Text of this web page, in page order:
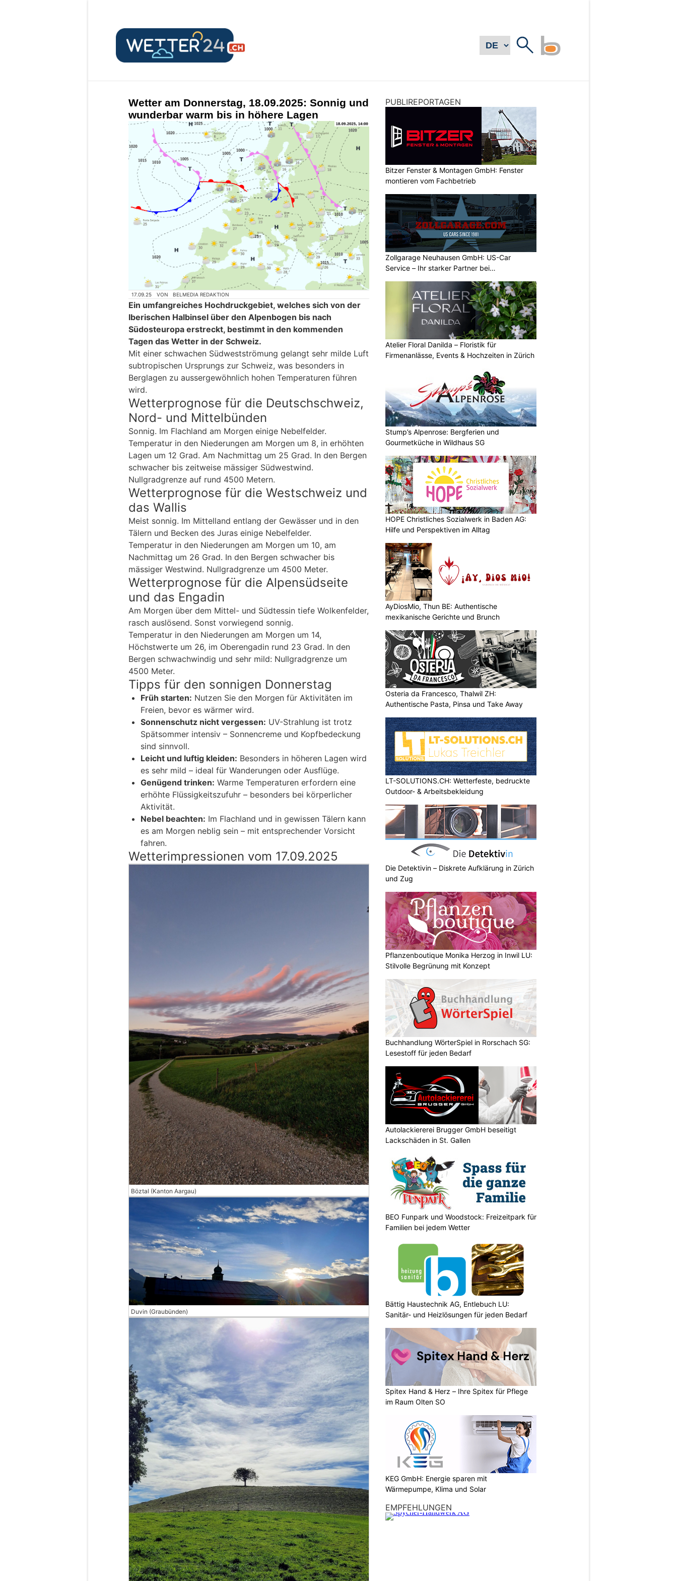
Wetter am Donnerstag, 18.09.2025: Sonnig und
wunderbar warm bis in höhere Lagen
17.09.25 VON BELMEDIA REDAKTION
Ein umfangreiches Hochdruckgebiet, welches sich von der
Iberischen Halbinsel über den Alpenbogen bis nach
Südosteuropa erstreckt, bestimmt in den kommenden
Tagen das Wetter in der Schweiz.
Mit einer schwachen Südwestströmung gelangt sehr milde Luft
subtropischen Ursprungs zur Schweiz, was besonders in
Berglagen zu aussergewöhnlich hohen Temperaturen führen
wird.
Wetterprognose für die Deutschschweiz,
Nord- und Mittelbünden
Sonnig. Im Flachland am Morgen einige Nebelfelder.
Temperatur in den Niederungen am Morgen um 8, in erhöhten
Lagen um 12 Grad. Am Nachmittag um 25 Grad. In den Bergen
schwacher bis zeitweise mässiger Südwestwind.
Nullgradgrenze auf rund 4500 Metern.
Wetterprognose für die Westschweiz und
das Wallis
Meist sonnig. Im Mittelland entlang der Gewässer und in den
Tälern und Becken des Juras einige Nebelfelder.
Temperatur in den Niederungen am Morgen um 10, am
Nachmittag um 26 Grad. In den Bergen schwacher bis
mässiger Westwind. Nullgradgrenze um 4500 Meter.
Wetterprognose für die Alpensüdseite
und das Engadin
Am Morgen über dem Mittel- und Südtessin tiefe Wolkenfelder,
rasch auslösend. Sonst vorwiegend sonnig.
Temperatur in den Niederungen am Morgen um 14,
Höchstwerte um 26, im Oberengadin rund 23 Grad. In den
Bergen schwachwindig und sehr mild: Nullgradgrenze um
4500 Meter.
Tipps für den sonnigen Donnerstag
Früh starten: Nutzen Sie den Morgen für Aktivitäten im
Freien, bevor es wärmer wird.
Sonnenschutz nicht vergessen: UV-Strahlung ist trotz
Spätsommer intensiv – Sonnencreme und Kopfbedeckung
sind sinnvoll.
Leicht und luftig kleiden: Besonders in höheren Lagen wird
es sehr mild – ideal für Wanderungen oder Ausflüge.
Genügend trinken: Warme Temperaturen erfordern eine
erhöhte Flüssigkeitszufuhr – besonders bei körperlicher
Aktivität.
Nebel beachten: Im Flachland und in gewissen Tälern kann
es am Morgen neblig sein – mit entsprechender Vorsicht
fahren.
Wetterimpressionen vom 17.09.2025
Böztal (Kanton Aargau)
Duvin (Graubünden)
PUBLIREPORTAGEN
Bitzer Fenster & Montagen GmbH: Fenster
montieren vom Fachbetrieb
Zollgarage Neuhausen GmbH: US-Car
Service – Ihr starker Partner bei
Atelier Floral Danilda – Floristik für
Firmenanlässe, Events & Hochzeiten in Zürich
Stump’s Alpenrose: Bergferien und
Gourmetküche in Wildhaus SG
HOPE Christliches Sozialwerk in Baden AG:
Hilfe und Perspektiven im Alltag
AyDiosMio, Thun BE: Authentische
mexikanische Gerichte und Brunch
Osteria da Francesco, Thalwil ZH:
Authentische Pasta, Pinsa und Take Away
LT-SOLUTIONS.CH: Wetterfeste, bedruckte
Outdoor- & Arbeitsbekleidung
Die Detektivin – Diskrete Aufklärung in Zürich
und Zug
Pflanzenboutique Monika Herzog in Inwil LU:
Stilvolle Begrünung mit Konzept
Buchhandlung WörterSpiel in Rorschach SG:
Lesestoff für jeden Bedarf
Autolackiererei Brugger GmbH beseitigt
Lackschäden in St. Gallen
BEO Funpark und Woodstock: Freizeitpark für
Familien bei jedem Wetter
Bättig Haustechnik AG, Entlebuch LU:
Sanitär- und Heizlösungen für jeden Bedarf
Spitex Hand & Herz – Ihre Spitex für Pflege
im Raum Olten SO
KEG GmbH: Energie sparen mit
Wärmepumpe, Klima und Solar
EMPFEHLUNGEN